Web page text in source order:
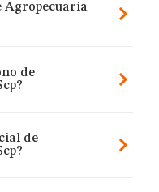
Agropecuaria
de
de